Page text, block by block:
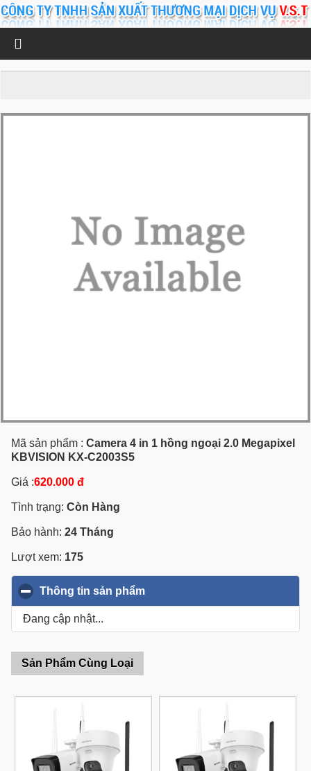
Mã sản phẩm : Camera 4 in 1 hồng ngoại 2.0 Megapixel
KBVISION KX-C2003S5
Giá :620.000 đ
Tình trạng: Còn Hàng
Bảo hành: 24 Tháng
Lượt xem: 175
Thông tin sản phẩm
Đang cập nhật...
Sản Phẩm Cùng Loại